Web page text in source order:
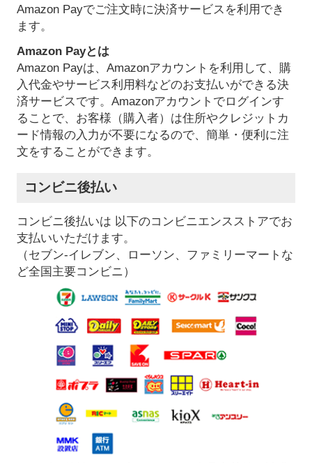
Amazon Payでご注文時に決済サービスを利用でき
ます。
Amazon Payとは
Amazon Payは、Amazonアカウントを利用して、購
入代金やサービス利用料などのお支払いができる決
済サービスです。Amazonアカウントでログインす
ることで、お客様（購入者）は住所やクレジットカ
ード情報の入力が不要になるので、簡単・便利に注
文をすることができます。
コンビニ後払い
コンビニ後払いは 以下のコンビニエンスストアでお
支払いいただけます。
（セブン-イレブン、ローソン、ファミリーマートな
ど全国主要コンビニ）